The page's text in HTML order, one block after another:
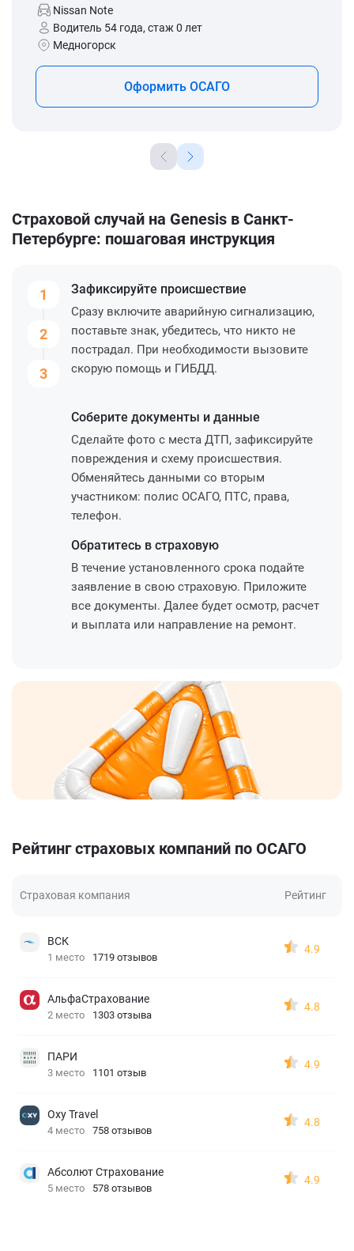
Nissan Note
Водитель 54 года, стаж 0 лет
Медногорск
Оформить ОСАГО
Страховой случай на Genesis в Санкт-
Петербурге: пошаговая инструкция
1
2
3
Зафиксируйте происшествие
Сразу включите аварийную сигнализацию,
поставьте знак, убедитесь, что никто не
пострадал. При необходимости вызовите
скорую помощь и ГИБДД.
Соберите документы и данные
Сделайте фото с места ДТП, зафиксируйте
повреждения и схему происшествия.
Обменяйтесь данными со вторым
участником: полис ОСАГО, ПТС, права,
телефон.
Обратитесь в страховую
В течение установленного срока подайте
заявление в свою страховую. Приложите
все документы. Далее будет осмотр, расчет
и выплата или направление на ремонт.
Рейтинг страховых компаний по ОСАГО
Страховая компания Рейтинг
ВСК
1 место 1719 отзывов
4.9
АльфаСтрахование
2 место 1303 отзыва
4.8
ПАРИ
3 место 1101 отзыв
4.9
Oxy Travel
4 место 758 отзывов
4.8
Абсолют Страхование
5 место 578 отзывов
4.9